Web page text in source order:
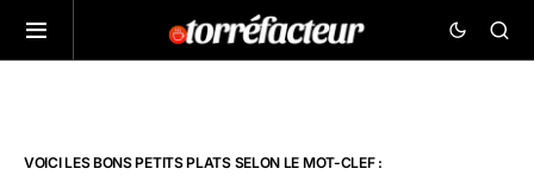
VOICI LES BONS PETITS PLATS SELON LE MOT-CLEF :